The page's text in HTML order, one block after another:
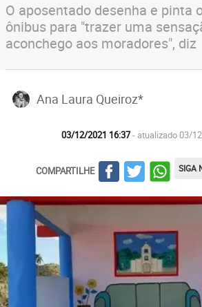
O aposentado desenha e pinta
ônibus para "trazer uma
aconchego aos moradores", diz
Ana Laura Queiroz*
03/12/2021 16:37- atualizado 03/
COMPARTILHE SIGA